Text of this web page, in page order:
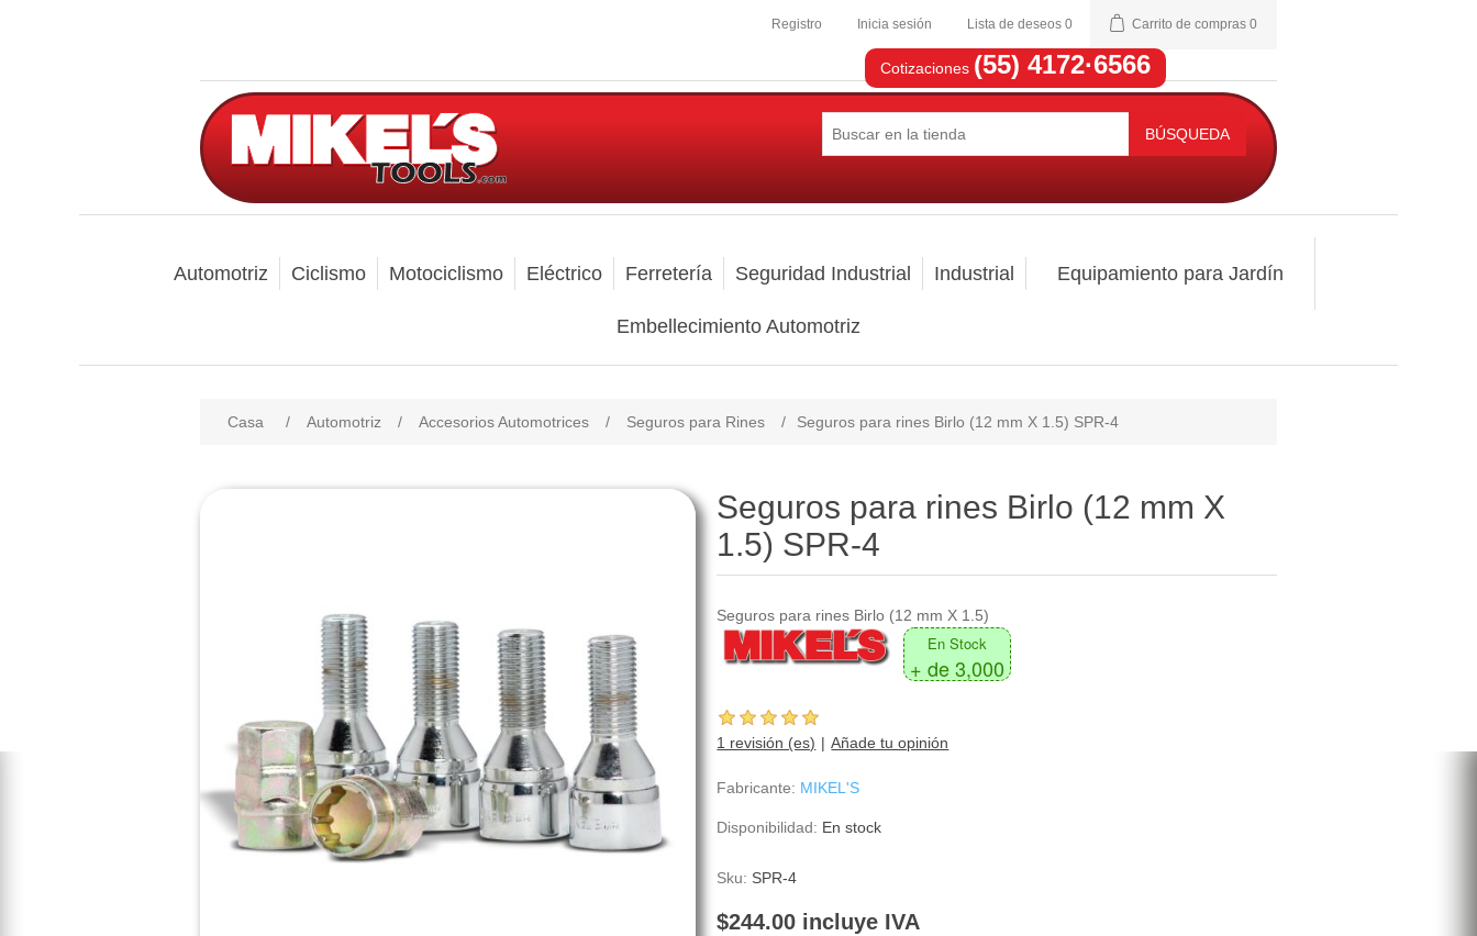
Registro Inicia sesión Lista de deseos 0 Carrito de compras 0
Cotizaciones (55) 4172·6566
BÚSQUEDA
Automotriz Ciclismo Motociclismo Eléctrico Ferretería Seguridad Industrial Industrial Equipamiento para Jardín
Embellecimiento Automotriz
Casa / Automotriz / Accesorios Automotrices / Seguros para Rines / Seguros para rines Birlo (12 mm X 1.5) SPR-4
Seguros para rines Birlo (12 mm X
1.5) SPR-4
Seguros para rines Birlo (12 mm X 1.5)
En Stock
+ de 3,000
1 revisión (es) Añade tu opinión
Fabricante: MIKEL'S
Disponibilidad: En stock
Sku: SPR-4
$244.00 incluye IVA